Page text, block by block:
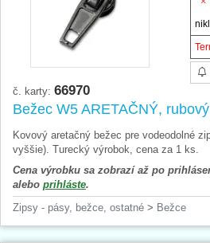
nikl
č. karty: 66970
Bežec W5 ARETAČNÝ, rubový
Kovový aretačný bežec pre vodeodolné
vyššie). Turecký výrobok, cena za 1 ks.
Cena výrobku sa zobrazí až po
alebo prihláste.
Zipsy - pásy, bežce, ostatné > Bežce